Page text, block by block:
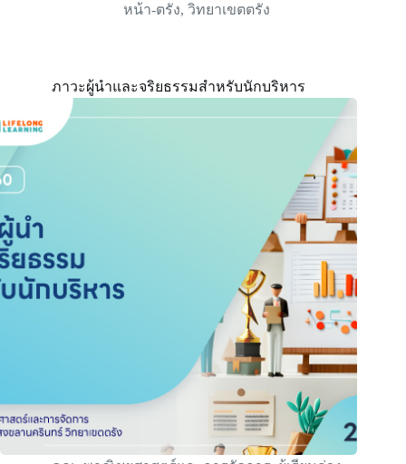
หน้า-ตรัง,วิทยาเขตตรัง
ภาวะผู้นำและจริยธรรมสำหรับนักบริหาร